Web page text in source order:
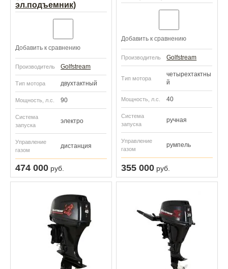
эл.подъемник)
Добавить к сравнению
Производитель Golfstream
Тип мотора двухтактный
Мощность, л.с. 90
Система
запуска
электро
Управление
газом
дистанция
474 000 руб.
Добавить к сравнению
Производитель Golfstream
Тип мотора
четырехтактны
й
Мощность, л.с. 40
Система
запуска
ручная
Управление
газом
румпель
355 000 руб.